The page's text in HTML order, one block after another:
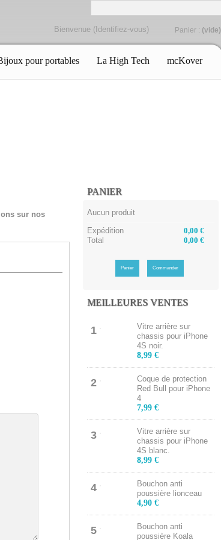
Panier : (vide)
Bienvenue ( Identifiez-vous)
pour portables La High Tech mcKover
sur nos
PANIER
Aucun produit
Expédition
0,00 €
Total
0,00 €
Panier Commander
MEILLEURES VENTES
1
Vitre arrière sur
chassis pour iPhone
4S noir.
8,99 €
2
Coque de protection
Red Bull pour iPhone
4
7,99 €
3
Vitre arrière sur
chassis pour iPhone
4S blanc.
8,99 €
4
Bouchon anti
poussière lionceau
4,90 €
5
Bouchon anti
poussière Koala